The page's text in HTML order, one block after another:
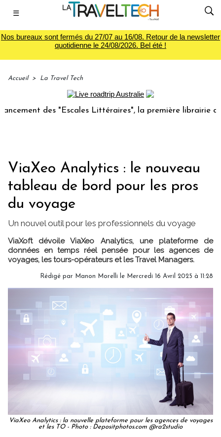
☰
Nos bureaux sont fermés du 27/07 au 16/08. Retour de la newsletter
quotidienne le 24/08/2026. Bel été !
Accueil > La Travel Tech
des "Escales Littéraires", la première librairie du
ViaXeo Analytics : le nouveau
tableau de bord pour les pros
du voyage
Un nouvel outil pour les professionnels du voyage
ViaXoft dévoile ViaXeo Analytics, une plateforme de
données en temps réel pensée pour les agences de
voyages, les tours-opérateurs et les Travel Managers.
Rédigé par Manon Morelli le Mercredi 16 Avril 2025 à 11:28
ViaXeo Analytics : la nouvelle plateforme pour les agences de voyages
et les TO - Photo : Depositphotos.com @ra2studio